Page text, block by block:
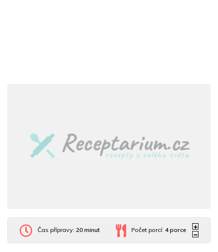
Čas přípravy:20 minut Počet porcí:4 porce